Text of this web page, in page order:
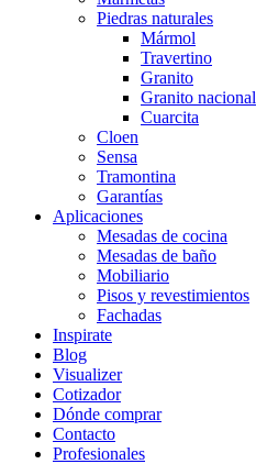
Piedras naturales
Mármol
Travertino
Granito
Granito nacional
Cuarcita
Cloen
Sensa
Tramontina
Garantías
Aplicaciones
Mesadas de cocina
Mesadas de baño
Mobiliario
Pisos y revestimientos
Fachadas
Inspirate
Blog
Visualizer
Cotizador
Dónde comprar
Contacto
Profesionales